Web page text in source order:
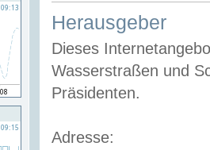
Herausgeber
Dieses
Wasserstraßen und
Präsidenten.
Adresse: